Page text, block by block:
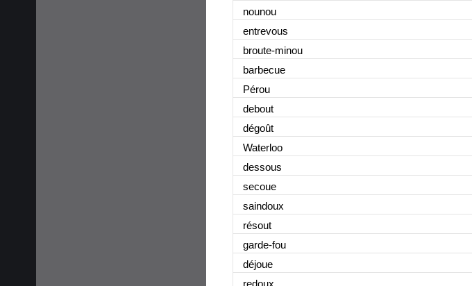
nounou
entrevous
broute-minou
barbecue
Pérou
debout
dégoût
Waterloo
dessous
secoue
saindoux
résout
garde-fou
déjoue
redoux